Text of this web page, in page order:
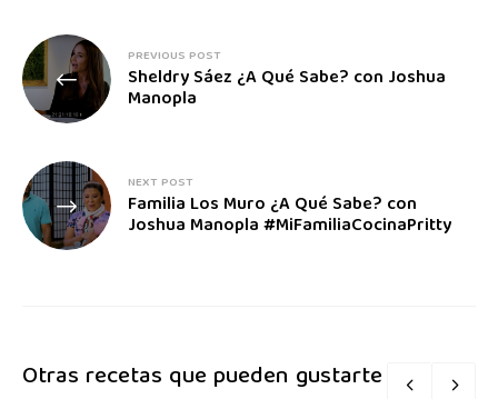
PREVIOUS POST
Sheldry Sáez ¿A Qué Sabe? con Joshua
Manopla
NEXT POST
Familia Los Muro ¿A Qué Sabe? con
Joshua Manopla #MiFamiliaCocinaPritty
Otras recetas que pueden gustarte